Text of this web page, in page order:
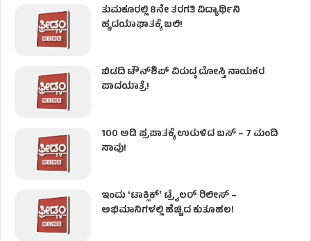
ತುಮಕೂರಲ್ಲಿ 8ನೇ ತರಗತಿ ವಿದ್ಯಾರ್ಥಿನಿ
ಹೃದಯಾಘಾತಕ್ಕೆ ಬಲಿ!
ಬಿಡದಿ ಟೌನ್‌ಶಿಪ್‌ ವಿರುದ್ಧ ದೋಸ್ತಿ ನಾಯಕರ
ಪಾದಯಾತ್ರೆ!
100 ಅಡಿ ಪ್ರಪಾತಕ್ಕೆ ಉರುಳಿದ ಬಸ್‌ – 7 ಮಂದಿ
ಸಾವು!
ಇಂದು ʻಟಾಕ್ಸಿಕ್ʼ ಟ್ರೈಲರ್ ರಿಲೀಸ್‌ –
ಅಭಿಮಾನಿಗಳಲ್ಲಿ ಹೆಚ್ಚಿದ ಕುತೂಹಲ!